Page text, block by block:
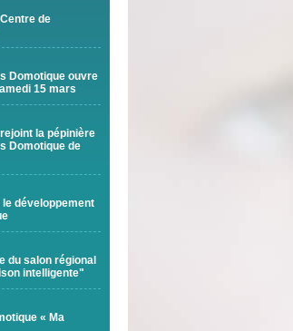
de
Domotique ouvre
15 mars
la pépinière
Domotique de
le développement
du salon régional
intelligente"
« Ma